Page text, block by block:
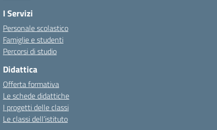
I Servizi
Personale scolastico
Famiglie e studenti
Percorsi di studio
Didattica
Offerta formativa
Le schede didattiche
I progetti delle classi
Le classi dell’istituto